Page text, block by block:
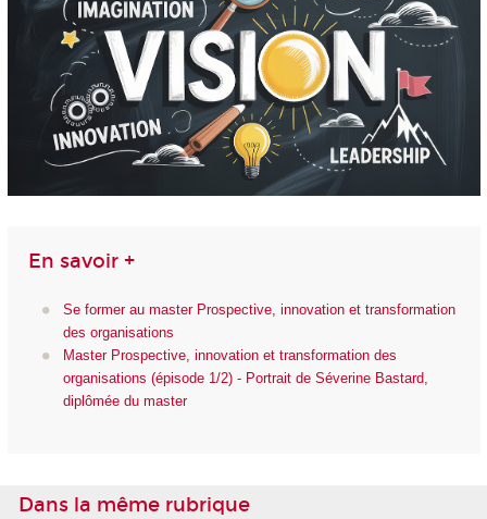
En savoir +
Se former au master Prospective, innovation et transformation
des organisations
Master Prospective, innovation et transformation des
organisations (épisode 1/2) - Portrait de Séverine Bastard,
diplômée du master
Dans la même rubrique